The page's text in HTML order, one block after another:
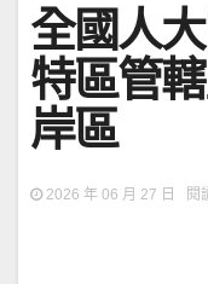
全國人
特區管
岸區
2026 年 06 月 27 日 閱